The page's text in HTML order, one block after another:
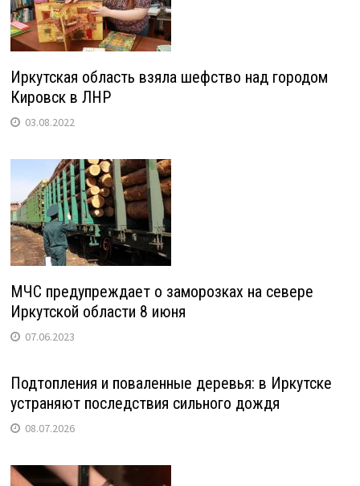
Иркутская область взяла шефство над городом
Кировск в ЛНР
03.08.2022
МЧС предупреждает о заморозках на севере
Иркутской области 8 июня
07.06.2023
Подтопления и поваленные деревья: в Иркутске
устраняют последствия сильного дождя
08.07.2026